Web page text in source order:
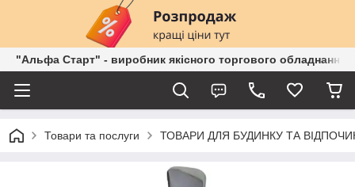
"Альфа Старт" - виробник якісного торгового обладнання
Товари та послуги ТОВАРИ ДЛЯ БУДИНКУ ТА